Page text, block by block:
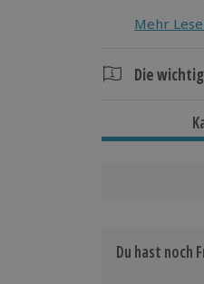
Mehr
Die
Du hast noch